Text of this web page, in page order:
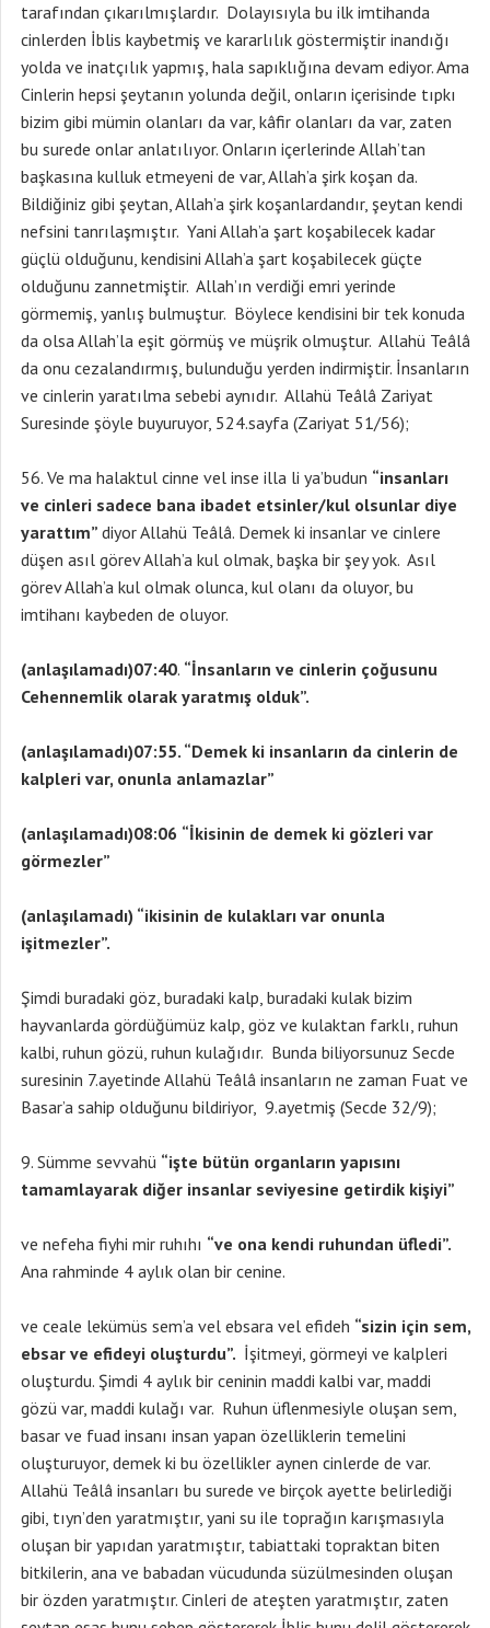
tarafından çıkarılmışlardır. Dolayısıyla bu ilk imtihanda
cinlerden İblis kaybetmiş ve kararlılık göstermiştir inandığı
yolda ve inatçılık yapmış, hala sapıklığına devam ediyor. Ama
Cinlerin hepsi şeytanın yolunda değil, onların içerisinde tıpkı
bizim gibi mümin olanları da var, kâfir olanları da var, zaten
bu surede onlar anlatılıyor. Onların içerlerinde Allah’tan
başkasına kulluk etmeyeni de var, Allah’a şirk koşan da.
Bildiğiniz gibi şeytan, Allah’a şirk koşanlardandır, şeytan kendi
nefsini tanrılaşmıştır. Yani Allah’a şart koşabilecek kadar
güçlü olduğunu, kendisini Allah’a şart koşabilecek güçte
olduğunu zannetmiştir. Allah’ın verdiği emri yerinde
görmemiş, yanlış bulmuştur. Böylece kendisini bir tek konuda
da olsa Allah’la eşit görmüş ve müşrik olmuştur. Allahü Teâlâ
da onu cezalandırmış, bulunduğu yerden indirmiştir. İnsanların
ve cinlerin yaratılma sebebi aynıdır. Allahü Teâlâ Zariyat
Suresinde şöyle buyuruyor, 524.sayfa (Zariyat 51/56);
Ve ma halaktul cinne vel inse illa li ya’budun “insanları
ve cinleri sadece bana ibadet etsinler/kul olsunlar diye
yarattım” diyor Allahü Teâlâ. Demek ki insanlar ve cinlere
düşen asıl görev Allah’a kul olmak, başka bir şey yok. Asıl
görev Allah’a kul olmak olunca, kul olanı da oluyor, bu
imtihanı kaybeden de oluyor.
(anlaşılamadı)07:40. “İnsanların ve cinlerin çoğusunu
Cehennemlik olarak yaratmış olduk”.
(anlaşılamadı)07:55. “Demek ki insanların da cinlerin de
kalpleri var, onunla anlamazlar”
(anlaşılamadı)08:06 “İkisinin de demek ki gözleri var
görmezler”
(anlaşılamadı) “ikisinin de kulakları var onunla
işitmezler”.
Şimdi buradaki göz, buradaki kalp, buradaki kulak bizim
hayvanlarda gördüğümüz kalp, göz ve kulaktan farklı, ruhun
kalbi, ruhun gözü, ruhun kulağıdır. Bunda biliyorsunuz Secde
suresinin 7.ayetinde Allahü Teâlâ insanların ne zaman Fuat ve
Basar’a sahip olduğunu bildiriyor, 9.ayetmiş (Secde 32/9);
Sümme sevvahü “işte bütün organların yapısını
tamamlayarak diğer insanlar seviyesine getirdik kişiyi”
ve nefeha fiyhi mir ruhıhı “ve ona kendi ruhundan üfledi”.
Ana rahminde 4 aylık olan bir cenine.
ve ceale lekümüs sem’a vel ebsara vel efideh “sizin için sem,
ebsar ve efideyi oluşturdu”. İşitmeyi, görmeyi ve kalpleri
oluşturdu. Şimdi 4 aylık bir ceninin maddi kalbi var, maddi
gözü var, maddi kulağı var. Ruhun üflenmesiyle oluşan sem,
basar ve fuad insanı insan yapan özelliklerin temelini
oluşturuyor, demek ki bu özellikler aynen cinlerde de var.
Allahü Teâlâ insanları bu surede ve birçok ayette belirlediği
gibi, tıyn’den yaratmıştır, yani su ile toprağın karışmasıyla
oluşan bir yapıdan yaratmıştır, tabiattaki topraktan biten
bitkilerin, ana ve babadan vücudunda süzülmesinden oluşan
bir özden yaratmıştır. Cinleri de ateşten yaratmıştır, zaten